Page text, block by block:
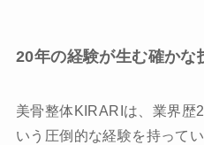
20年の経験が生む確かな
美骨整体KIRARIは、業界歴
いう圧倒的な経験を持って